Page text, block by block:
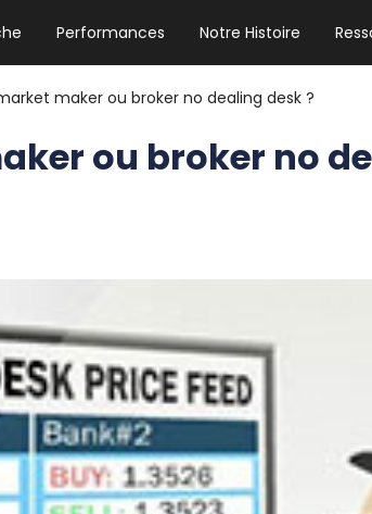
Performances Notre Histoire
NEWSLETTER HEBDO
Les news crypto dont vous avez besoin
maker ou broker no dealing desk ?
ou broker no